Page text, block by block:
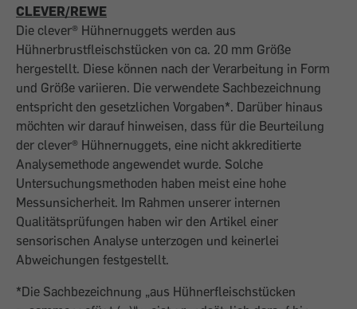
CLEVER/REWE
Die clever® Hühnernuggets werden aus
Hühnerbrustfleischstücken von ca. 20 mm Größe
hergestellt. Diese können nach der Verarbeitung in Form
und Größe variieren. Die verwendete Sachbezeichnung
entspricht den gesetzlichen Vorgaben*. Darüber hinaus
möchten wir darauf hinweisen, dass für die Beurteilung
der clever® Hühnernuggets, eine nicht akkreditierte
Analysemethode angewendet wurde. Solche
Untersuchungsmethoden haben meist eine hohe
Messunsicherheit. Im Rahmen unserer internen
Qualitätsprüfungen haben wir den Artikel einer
sensorischen Analyse unterzogen und keinerlei
Abweichungen festgestellt.
*Die Sachbezeichnung „aus Hühnerfleischstücken